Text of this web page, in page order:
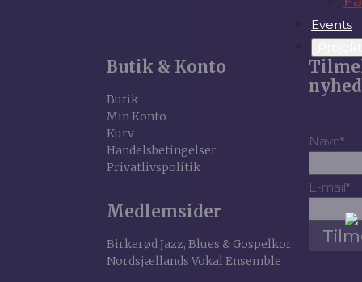
Events
Butik & Konto
Butik
Min Konto
Kurv
Handelsbetingelser
Privatlivspolitik
Medlemsider
Birkerød Jazz, Blues & Gospelkor
Nordsjællands Vokal Ensemble
Navn*
E-mail*